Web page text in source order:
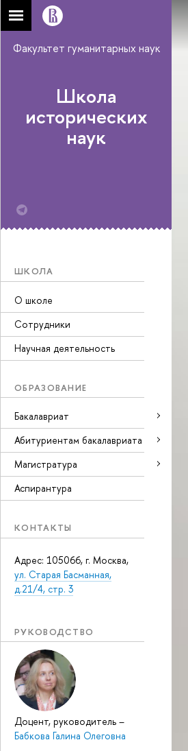
Факультет гуманитарных наук
Школа
исторических
наук
ШКОЛА
О школе
Сотрудники
Научная деятельность
ОБРАЗОВАНИЕ
Бакалавриат
Абитуриентам бакалавриата
Магистратура
Аспирантура
КОНТАКТЫ
Адрес: 105066, г. Москва,
ул. Старая Басманная,
д.21/4, стр. 3
РУКОВОДСТВО
Доцент, руководитель –
Бабкова Галина Олеговна